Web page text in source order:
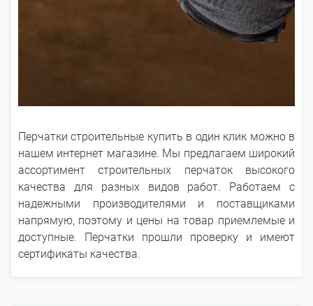
Перчатки строительные купить в один клик можно в
нашем интернет магазине. Мы предлагаем широкий
ассортимент строительных перчаток высокого
качества для разных видов работ. Работаем с
надежными производителями и поставщиками
напрямую, поэтому и цены на товар приемлемые и
доступные. Перчатки прошли проверку и имеют
сертификаты качества.